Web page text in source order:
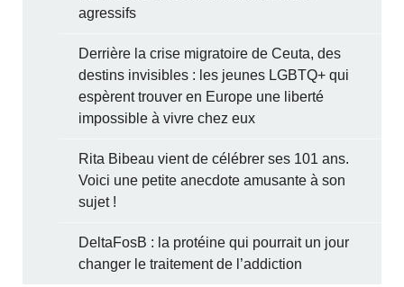
agressifs
Derrière la crise migratoire de Ceuta, des
destins invisibles : les jeunes LGBTQ+ qui
espèrent trouver en Europe une liberté
impossible à vivre chez eux
Rita Bibeau vient de célébrer ses 101 ans.
Voici une petite anecdote amusante à son
sujet !
DeltaFosB : la protéine qui pourrait un jour
changer le traitement de l’addiction